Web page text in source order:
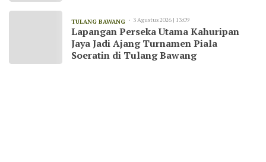
TULANG BAWANG 3 Agustus 2026 | 13:09
Lapangan Perseka Utama Kahuripan
Jaya Jadi Ajang Turnamen Piala
Soeratin di Tulang Bawang